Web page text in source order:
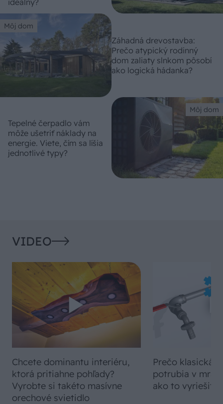
ideálny?
Môj dom
Záhadná drevostavba:
Prečo atypický rodinný
dom zaliaty slnkom pôsobí
ako logická hádanka?
Môj dom
Tepelné čerpadlo vám
môže ušetriť náklady na
energie. Viete, čím sa líšia
jednotlivé typy?
VIDEO
Chcete dominantu interiéru,
ktorá pritiahne pohľady?
Vyrobte si takéto masívne
orechové svietidlo
Prečo klasická
potrubia v
ako to vyriešiť